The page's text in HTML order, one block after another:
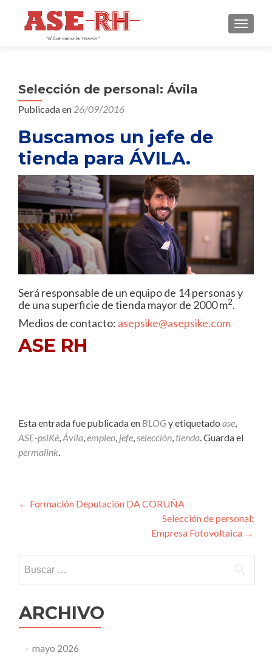
Selección de personal: Ávila
Publicada en 26/09/2016
Buscamos un jefe de
tienda para ÁVILA.
Será responsable de un equipo de 14 personas y
de una superficie de tienda mayor de 2000 m2.
Medios de contacto: asepsike@asepsike.com
ASE RH
Esta entrada fue publicada en BLOGy etiquetado ase
ASE-psiKé Ávila empleo jefe selección tienda . Guarda el
permalink
Navegación de entradas
← Formación Deputación DA CORUÑA
Selección de personal:
Empresa Fotovoltaica →
ARCHIVO
mayo 2026